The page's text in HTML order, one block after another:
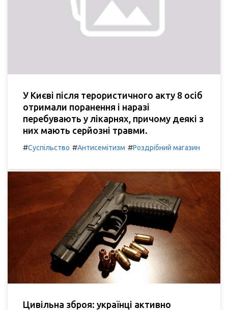
У Києві після терористичного акту 8 осіб
отримали поранення і наразі
перебувають у лікарнях, причому деякі з
них мають серйозні травми.
#Суспільство #Антисемітизм #Роздрібний магазин
Цивільна зброя: українці активно